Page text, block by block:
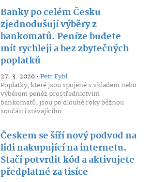
Banky po celém Česku
zjednodušují výběry z
bankomatů. Peníze budete
mít rychleji a bez zbytečných
poplatků
27. 3. 2026 •Petr Eybl
Poplatky, které jsou spojené s vkladem nebo
výběrem peněz prostřednictvím
bankomatů, jsou po dlouhé roky běžnou
součástí stávajícího...
Českem se šíří nový podvod na
lidi nakupující na internetu.
Stačí potvrdit kód a aktivujete
předplatné za tisíce